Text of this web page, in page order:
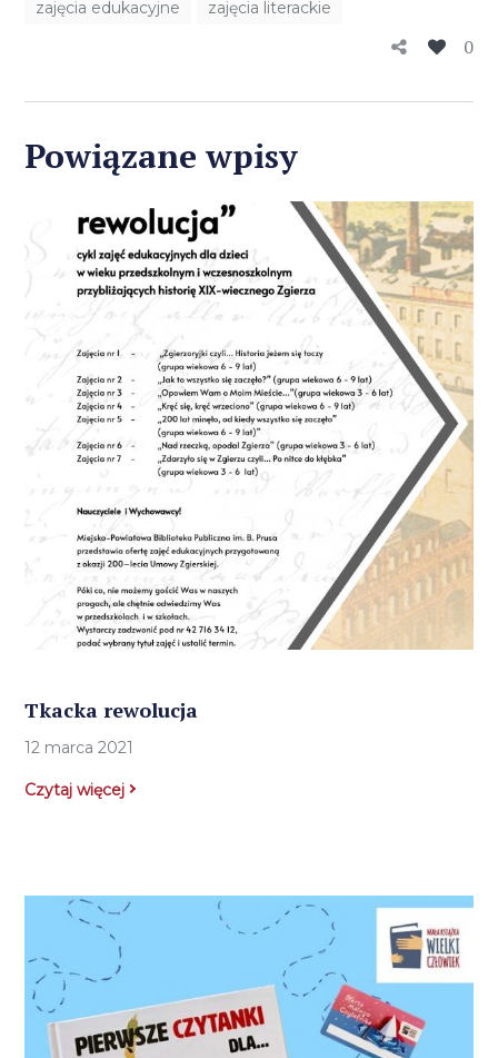
zajęcia edukacyjne
zajęcia literackie
0
Powiązane wpisy
Tkacka rewolucja
12 marca 2021
Czytaj więcej